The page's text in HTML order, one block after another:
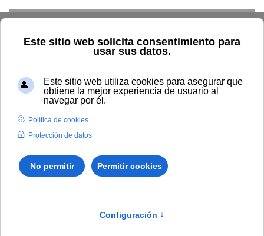
Home La UNIA TOUNIA Personal
Anuncio relativo a
la Resolución 3/2025 de la Gerencia, por la que se aprueba la
convocatoria de proceso único y extraordinario de acceso a la
carrera Profesional Horizontal del Personal Técnico de Gestión y
Administración y Servicios (PTGAS) de la Universidad
Internacional de Andalucía.
3/2025 de la Gerencia, por la que